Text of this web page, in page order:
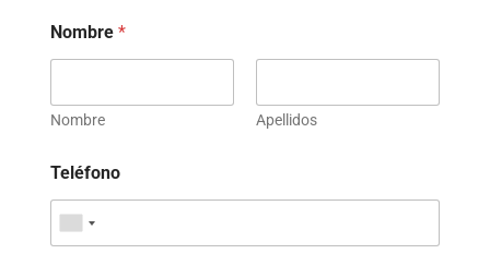
Nombre *
Nombre Apellidos
Teléfono